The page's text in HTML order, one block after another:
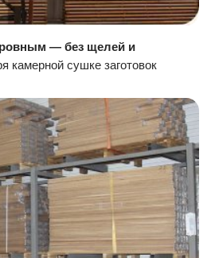
— без щелей и
камерной сушке заготовок